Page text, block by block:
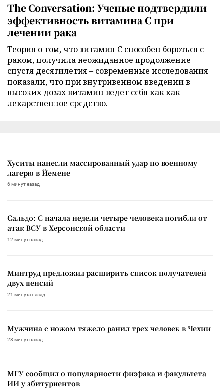
The Conversation: Ученые подтвердили
эффективность витамина C при
лечении рака
Теория о том, что витамин C способен бороться с
раком, получила неожиданное продолжение
спустя десятилетия – современные исследования
показали, что при внутривенном введении в
высоких дозах витамин ведет себя как как
лекарственное средство.
Хуситы нанесли массированный удар по военному
лагерю в Йемене
6 минут назад
Сальдо: С начала недели четыре человека погибли от
атак ВСУ в Херсонской области
12 минут назад
Минтруд предложил расширить список получателей
двух пенсий
21 минута назад
Мужчина с ножом тяжело ранил трех человек в Чехии
28 минут назад
МГУ сообщил о популярности физфака и факультета
ИИ у абитуриентов